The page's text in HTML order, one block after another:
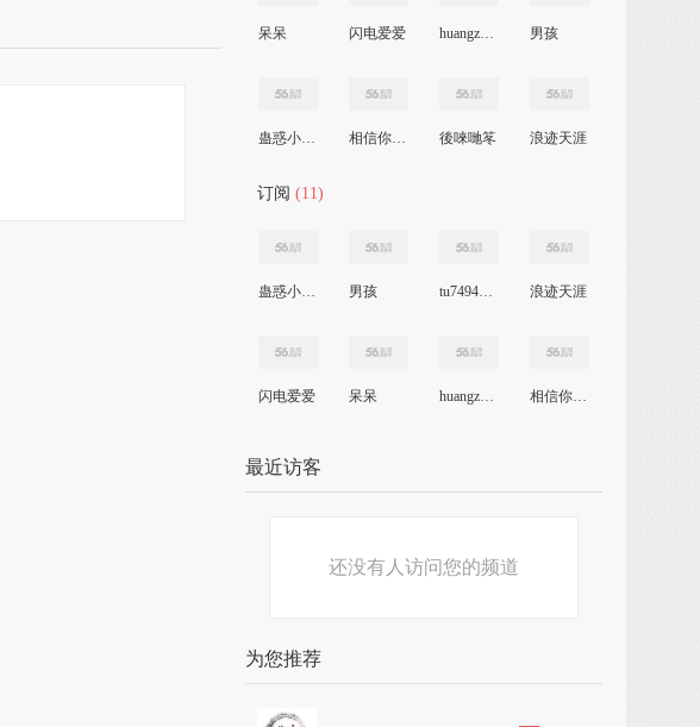
呆呆 闪电爱爱 huangzzeng123 男孩
蛊惑小宇宙 相信你的眼 後唻哋笗 浪迹天涯
订阅 (11)
蛊惑小宇宙 男孩 tu749432226 浪迹天涯
闪电爱爱 呆呆 huangzzeng123 相信你的眼
最近访客
还没有人访问您的频道
为您推荐